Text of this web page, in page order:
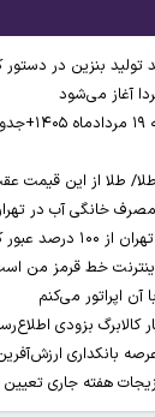
تولید بنزین در دستور
آغاز می‌شود
طلا از این قیمت
مصرف خانگی آب در
عبور کرد
خط قرمز من
اپراتور می‌کنم
کالابرگ بزودی
عرصه بانکداری
هفته جاری